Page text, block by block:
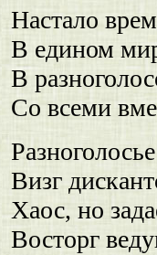
Настало
В едином
В
Со всеми
Визг
Хаос, но
Восторг